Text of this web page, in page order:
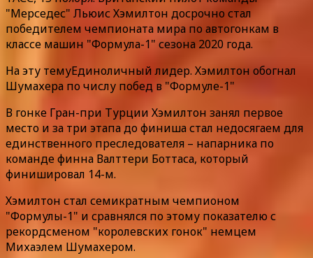
"Мерседес" Льюис Хэмилтон досрочно стал
победителем чемпионата мира по автогонкам в
классе машин "Формула-1" сезона 2020 года.
На эту темуЕдиноличный лидер. Хэмилтон обогнал
Шумахера по числу побед в "Формуле-1"
В гонке Гран-при Турции Хэмилтон занял первое
место и за три этапа до финиша стал недосягаем для
единственного преследователя – напарника по
команде финна Валттери Боттаса, который
финишировал 14-м.
Хэмилтон стал семикратным чемпионом
"Формулы-1" и сравнялся по этому показателю с
рекордсменом "королевских гонок" немцем
Михаэлем Шумахером.